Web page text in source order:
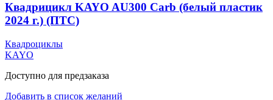
Квадрицикл KAYO AU300 Carb (белый пластик
2024 г.) (ПТС)
Квадроциклы
KAYO
Доступно для предзаказа
Добавить в список желаний